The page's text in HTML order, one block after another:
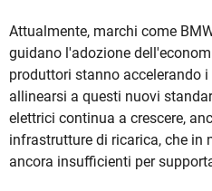
Attualmente, marchi come
guidano l'adozione
produttori stanno accelerando
allinearsi a questi nuovi
elettrici continua a crescere,
infrastrutture di ricarica, che in
ancora insufficienti per